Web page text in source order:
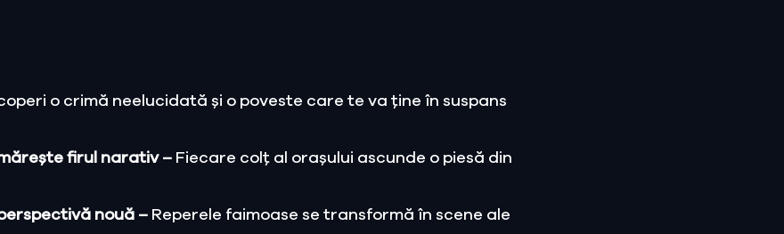
o crimă neelucidată și o poveste care te va ține în suspans
firul narativ – Fiecare colț al orașului ascunde o piesă din
nouă – Reperele faimoase se transformă în scene ale